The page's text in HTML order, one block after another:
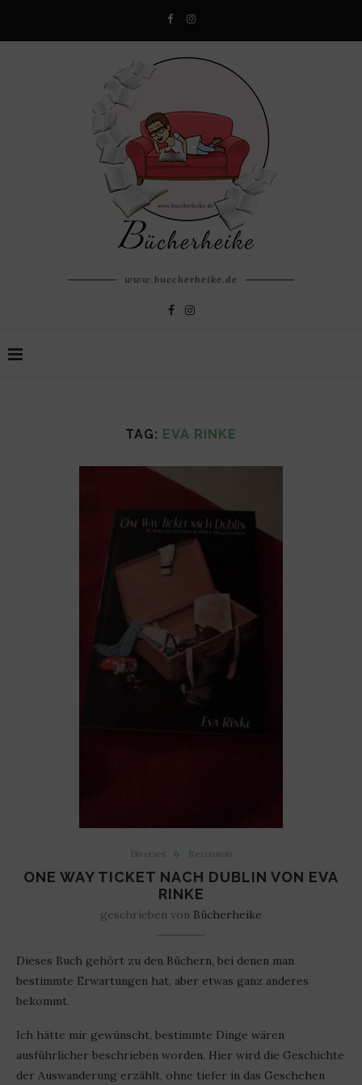
www.buecherheike.de
TAG: EVA RINKE
Diverses Rezension
ONE WAY TICKET NACH DUBLIN VON EVA
RINKE
geschrieben von Bücherheike
Dieses Buch gehört zu den Büchern, bei denen man
bestimmte Erwartungen hat, aber etwas ganz anderes
bekommt.
Ich hätte mir gewünscht, bestimmte Dinge wären
ausführlicher beschrieben worden. Hier wird die Geschichte
der Auswanderung erzählt, ohne tiefer in das Geschehen